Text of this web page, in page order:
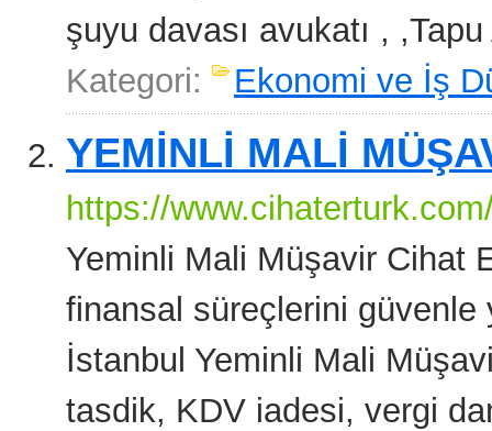
şuyu davası avukatı ,
Kategori:
Ekonomi ve İş
YEMİNLİ MALİ
https://
Yeminli Mali Müşavir Cihat
finansal süreçlerini
İstanbul Yeminli Mali
tasdik, KDV iadesi, vergi